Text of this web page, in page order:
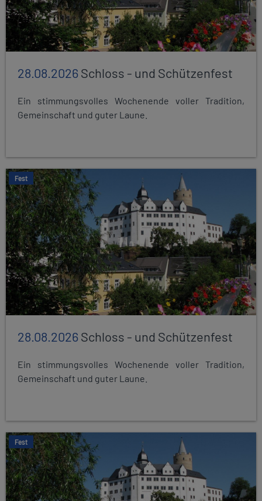
28.08.2026Schloss - und Schützenfest
Ein stimmungsvolles Wochenende voller Tradition,
Gemeinschaft und guter Laune.
Fest
28.08.2026Schloss - und Schützenfest
Ein stimmungsvolles Wochenende voller Tradition,
Gemeinschaft und guter Laune.
Fest